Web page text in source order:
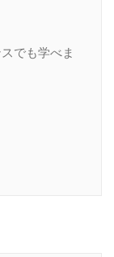
でも学べま